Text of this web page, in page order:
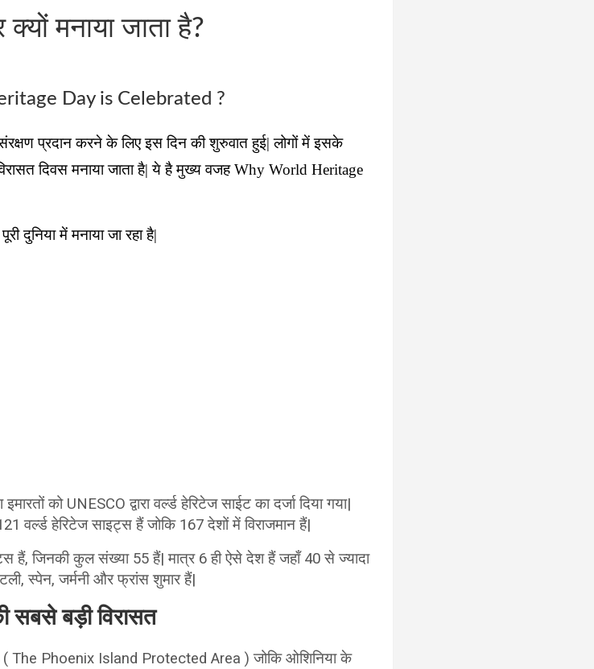
मनाया जाता है?
Day is Celebrated ?
संरक्षण प्रदान करने के लिए इस दिन की शुरुवात हुई| लोगों में इसके
दिवस मनाया जाता है| ये है मुख्य वजह Why World Heritage
दुनिया में मनाया जा रहा है|
को UNESCO द्वारा वर्ल्ड हेरिटेज साईट का दर्जा दिया गया|
वर्ल्ड हेरिटेज साइट्स हैं जोकि 167 देशों में विराजमान हैं|
हैं, जिनकी कुल संख्या 55 हैं| मात्र 6 ही ऐसे देश हैं जहाँ 40 से ज्यादा
स्पेन, जर्मनी और फ्रांस शुमार हैं|
सबसे बड़ी विरासत
( The Phoenix Island Protected Area ) जोकि ओशिनिया के